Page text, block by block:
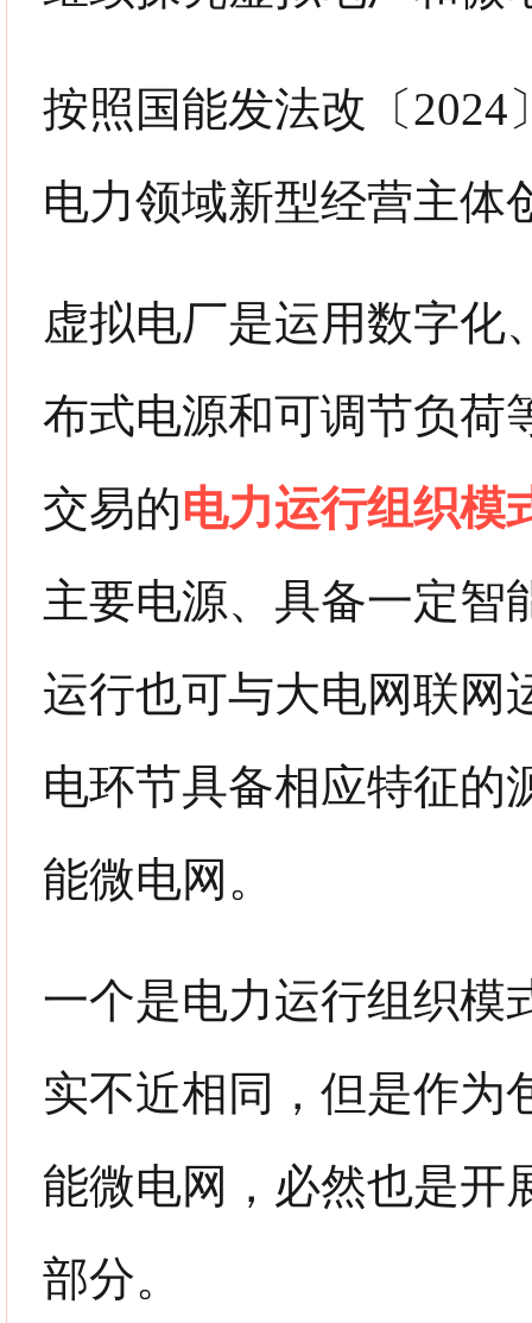
按照 国能发法改〔2024
电力领域新型经营主体
虚拟电厂是运用数字化
布式电源和可调节负荷
交易的电力运行组织模
主要电源、具备一定智
运行也可与大电网联网
电环节具备相应特征的
能微电网。
一个是电力运行组织模
实不近相同，但是作为
能微电网，必然也是开
部分。